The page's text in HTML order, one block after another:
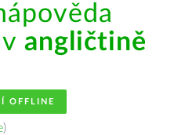
angličtině
OFFLINE
)